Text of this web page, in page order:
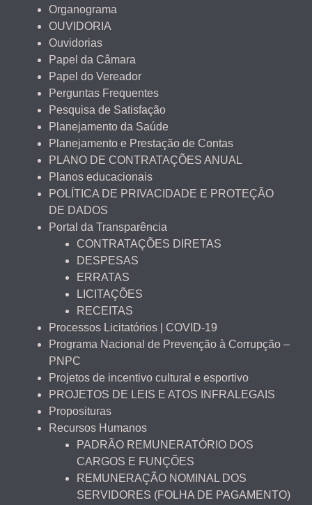
Organograma
OUVIDORIA
Ouvidorias
Papel da Câmara
Papel do Vereador
Perguntas Frequentes
Pesquisa de Satisfação
Planejamento da Saúde
Planejamento e Prestação de Contas
PLANO DE CONTRATAÇÕES ANUAL
Planos educacionais
POLÍTICA DE PRIVACIDADE E PROTEÇÃO
DE DADOS
Portal da Transparência
CONTRATAÇÕES DIRETAS
DESPESAS
ERRATAS
LICITAÇÕES
RECEITAS
Processos Licitatórios | COVID-19
Programa Nacional de Prevenção à Corrupção –
PNPC
Projetos de incentivo cultural e esportivo
PROJETOS DE LEIS E ATOS INFRALEGAIS
Proposituras
Recursos Humanos
PADRÃO REMUNERATÓRIO DOS
CARGOS E FUNÇÕES
REMUNERAÇÃO NOMINAL DOS
SERVIDORES (FOLHA DE PAGAMENTO)